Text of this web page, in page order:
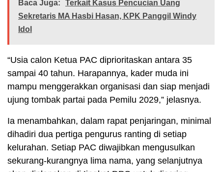
Baca Juga:
Terkait Kasus Pencucian Uang
Sekretaris MA Hasbi Hasan, KPK Panggil Windy
Idol
“Usia calon Ketua PAC diprioritaskan antara 35
sampai 40 tahun. Harapannya, kader muda ini
mampu menggerakkan organisasi dan siap menjadi
ujung tombak partai pada Pemilu 2029,” jelasnya.
Ia menambahkan, dalam rapat penjaringan, minimal
dihadiri dua pertiga pengurus ranting di setiap
kelurahan. Setiap PAC diwajibkan mengusulkan
sekurang-kurangnya lima nama, yang selanjutnya